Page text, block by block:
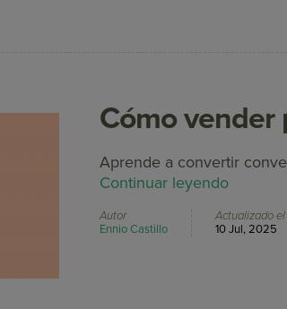
Cómo vender
Aprende a convertir
Continuar leyendo
Autor
Ennio Castillo
Actualizado el
10 Jul, 2025